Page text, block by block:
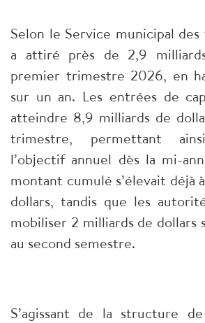
Selon le Service municipal
a attiré près de 2,9
premier trimestre 2026, en
sur un an. Les entrées de
atteindre 8,9 milliards de
trimestre, permettant
l’objectif annuel dès la mi-
montant cumulé s’élevait déjà
dollars, tandis que les
mobiliser 2 milliards de dollars
au second semestre.
S’agissant de la structure